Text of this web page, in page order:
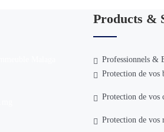
Products &
Professionnels &
Protection de vos
Protection de vos
Protection de vos